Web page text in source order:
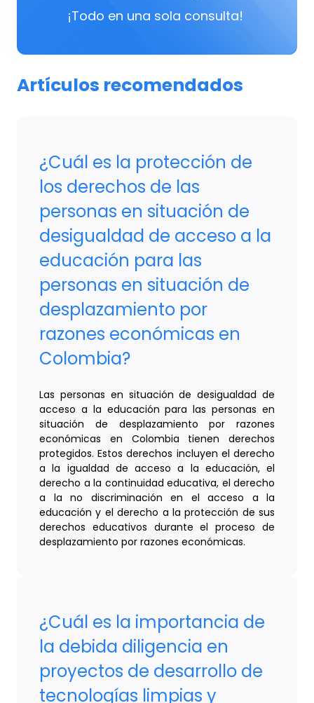
¡Todo en una sola consulta!
Artículos recomendados
¿Cuál es la protección de
los derechos de las
personas en situación de
desigualdad de acceso a la
educación para las
personas en situación de
desplazamiento por
razones económicas en
Colombia?
Las personas en situación de desigualdad de
acceso a la educación para las personas en
situación de desplazamiento por razones
económicas en Colombia tienen derechos
protegidos. Estos derechos incluyen el derecho
a la igualdad de acceso a la educación, el
derecho a la continuidad educativa, el derecho
a la no discriminación en el acceso a la
educación y el derecho a la protección de sus
derechos educativos durante el proceso de
desplazamiento por razones económicas.
¿Cuál es la importancia de
la debida diligencia en
proyectos de desarrollo de
tecnologías limpias y